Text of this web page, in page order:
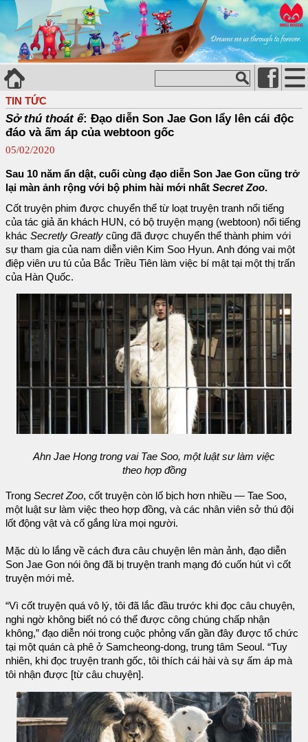
TIN TỨC
Sở thú thoát ế: Đạo diễn Son Jae Gon lẩy lên cái độc
đáo và ấm áp của webtoon gốc
05/02/2020
Sau 10 năm ẩn dật, cuối cùng đạo diễn Son Jae Gon cũng trở
lại màn ảnh rộng với bộ phim hài mới nhất Secret Zoo.
Cốt truyện phim được chuyển thể từ loạt truyện tranh nổi tiếng
của tác giả ăn khách HUN, có bộ truyện mạng (webtoon) nổi tiếng
khác Secretly Greatly cũng đã được chuyển thể thành phim với
sự tham gia của nam diễn viên Kim Soo Hyun. Anh đóng vai một
điệp viên ưu tú của Bắc Triều Tiên làm việc bí mật tại một thị trấn
của Hàn Quốc.
Ahn Jae Hong trong vai Tae Soo, một luật sư làm việc
theo hợp đồng
Trong Secret Zoo, cốt truyện còn lố bịch hơn nhiều — Tae Soo,
một luật sư làm việc theo hợp đồng, và các nhân viên sở thú đội
lốt động vật và cố gắng lừa mọi người.
Mặc dù lo lắng về cách đưa câu chuyện lên màn ảnh, đạo diễn
Son Jae Gon nói ông đã bị truyện tranh mạng đó cuốn hút vì cốt
truyện mới mẻ.
“Vì cốt truyện quá vô lý, tôi đã lắc đầu trước khi đọc câu chuyện,
nghi ngờ không biết nó có thể được công chúng chấp nhận
không,” đạo diễn nói trong cuộc phỏng vấn gần đây được tổ chức
tại một quán cà phê ở Samcheong-dong, trung tâm Seoul. “Tuy
nhiên, khi đọc truyện tranh gốc, tôi thích cái hài và sự ấm áp mà
tôi nhận được [từ câu chuyện].